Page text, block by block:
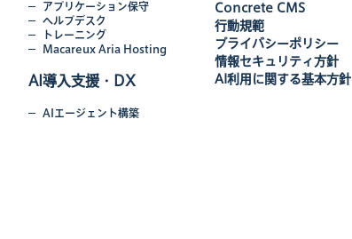
アプリケーション保守
ヘルプデスク
トレーニング
Macareux Aria Hosting
AI導入支援・DX
AIエージェント構築
Concrete CMS
行動規範
プライバシーポリシー
情報セキュリティ方針
AI利用に関する基本方針